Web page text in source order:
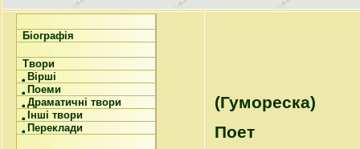
Біографія
Твори
Вірші
Поеми
Драматичні твори
Інші твори
Переклади
(Гумореска)
Поет